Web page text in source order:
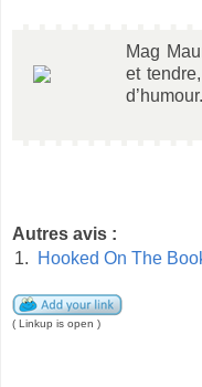
Mag
et
d’humour.
Autres avis :
1.
Hooked On The
( Linkup is open )